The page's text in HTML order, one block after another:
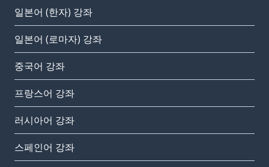
일본어 (한자) 강좌
일본어 (로마자) 강좌
중국어 강좌
프랑스어 강좌
러시아어 강좌
스페인어 강좌